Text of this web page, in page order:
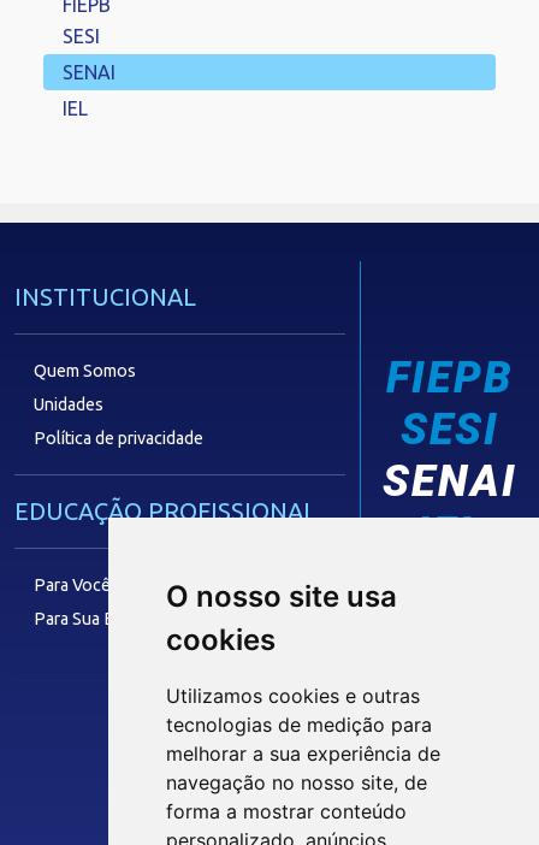
O nosso site usa
cookies
Utilizamos cookies e outras
tecnologias de medição para
melhorar a sua experiência de
navegação no nosso site, de
forma a mostrar conteúdo
personalizado, anúncios
FIEPB
SESI
SENAI
IEL
INSTITUCIONAL
Quem Somos
Unidades
Política de privacidade
EDUCAÇÃO PROFISSIONAL
Para Você
Para Sua Empresa
TECNOLOGIA E INOVAÇÃO
Eficiência Operacional
FIEPB
SESI
SENAI
IEL
Siga nossas Redes Sociais
INTRANET